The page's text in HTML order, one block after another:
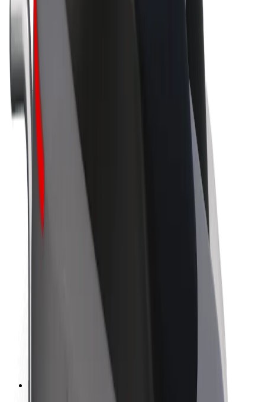
Flotily
Společnost
Kariéra
O společnosti Bolt
Udržitelnost podle Boltu
Projekt Zero
Tiskové centrum
Pokyny ke značce
Naše poslání